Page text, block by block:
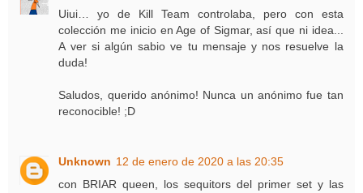
Uiui… yo de Kill Team controlaba, pero con esta
colección me inicio en Age of Sigmar, así que ni idea...
A ver si algún sabio ve tu mensaje y nos resuelve la
duda!
Saludos, querido anónimo! Nunca un anónimo fue tan
reconocible! ;D
Unknown 12 de enero de 2020 a las 20:35
con BRIAR queen, los sequitors del primer set y las